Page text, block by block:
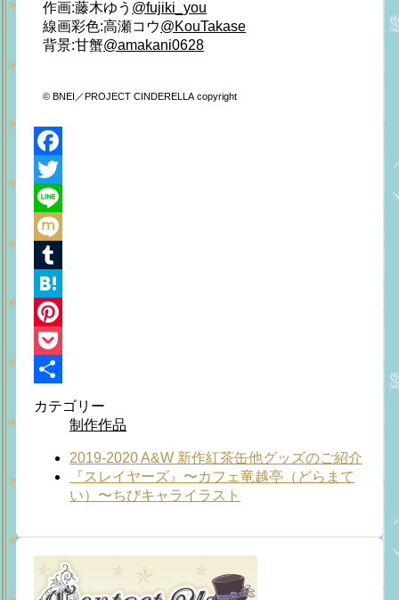
作画:藤木ゆう @fujiki_you
線画彩色:高瀬コウ@KouTakase
背景:甘蟹@amakani0628
© BNEI／PROJECT CINDERELLA copyright
Facebook
Twitter
Line
Mixi
Tumblr
Hatena
Pinterest
Pocket
共
カテゴリー
制作作品
2019-2020 A&W 新作紅茶缶他グッズのご紹介
『スレイヤーズ』〜カフェ竜越亭（どらまて
い）〜ちびキャライラスト